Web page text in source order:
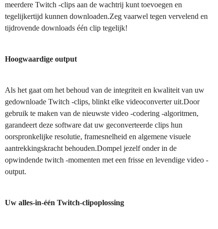
meerdere Twitch -clips aan de wachtrij kunt toevoegen en
tegelijkertijd kunnen downloaden.Zeg vaarwel tegen vervelend en
tijdrovende downloads één clip tegelijk!
Hoogwaardige output
Als het gaat om het behoud van de integriteit en kwaliteit van uw
gedownloade Twitch -clips, blinkt elke videoconverter uit.Door
gebruik te maken van de nieuwste video -codering -algoritmen,
garandeert deze software dat uw geconverteerde clips hun
oorspronkelijke resolutie, framesnelheid en algemene visuele
aantrekkingskracht behouden.Dompel jezelf onder in de
opwindende twitch -momenten met een frisse en levendige video -
output.
Uw alles-in-één Twitch-clipoplossing